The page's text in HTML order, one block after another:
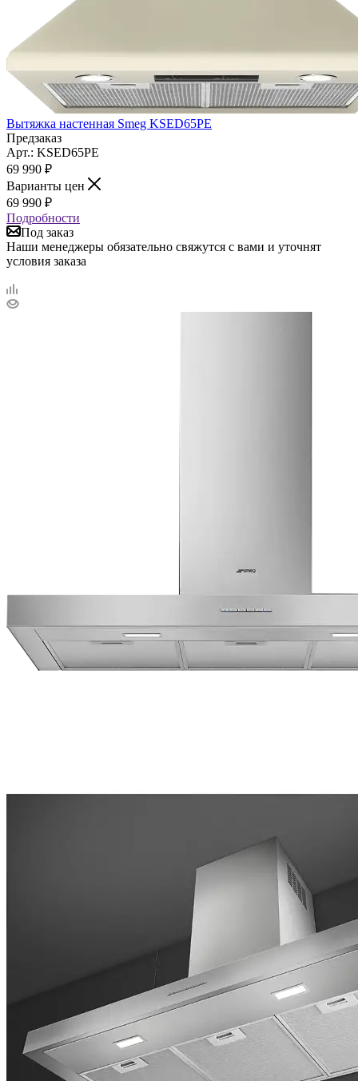
Вытяжка настенная Smeg KSED65PE
Предзаказ
Арт.: KSED65PE
69 990 ₽
Варианты цен
69 990 ₽
Подробности
Под заказ
Наши менеджеры обязательно свяжутся с вами и уточнят
условия заказа